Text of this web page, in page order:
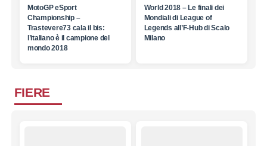
MotoGP eSport
Championship –
Trastevere73 cala il bis:
l’italiano è il campione del
mondo 2018
World 2018 – Le finali dei
Mondiali di League of
Legends all’F-Hub di Scalo
Milano
FIERE